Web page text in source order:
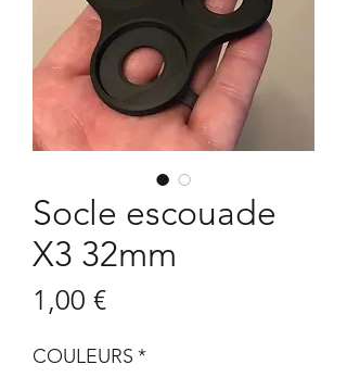
Socle escouade
X3 32mm
1,00 €Prix
COULEURS *